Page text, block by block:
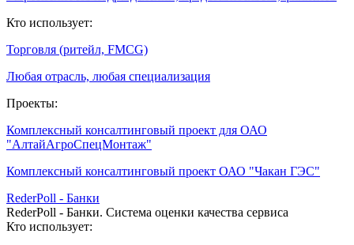
Кто использует:
Торговля (ритейл, FMCG)
Любая отрасль, любая специализация
Проекты:
Комплексный консалтинговый проект для ОАО
"АлтайАгроСпецМонтаж"
Комплексный консалтинговый проект ОАО "Чакан ГЭС"
RederPoll - Банки
RederPoll - Банки. Система оценки качества сервиса
Кто использует: